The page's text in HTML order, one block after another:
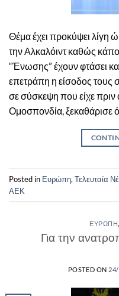
Θέμα έχει προκύψει λίγη
την Αλκαλόιντ καθώς
“Ένωσης” έχουν φτάσει
επετράπη η είσοδος τους
σε σύσκεψη που είχε
Ομοσπονδία, ξεκαθάρισε
Posted in Ευρώπη, Τελευταία
ΑΕΚ
ΕΥΡΏΠΗ,
Για την
POSTED ON